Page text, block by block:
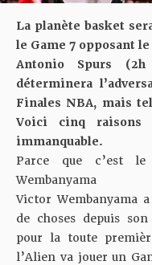
La planète basket
le Game 7 opposant
Antonio Spurs
déterminera
Finales NBA, mais
Voici cinq raisons
immanquable.
Parce que c’est
Wembanyama
Victor Wembanyama
de choses depuis
pour la toute
l’Alien va jouer un